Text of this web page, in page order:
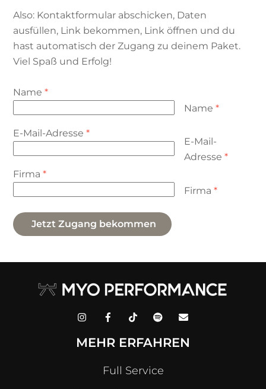
Also: Kontaktformular abschicken, Daten
ausfüllen, Link bekommen, Link öffnen und du
hast automatisch der Zugang zu deinem Paket.
Viel Spaß und Erfolg!
Name*
Name*
E-Mail-Adresse*
E-Mail-
Adresse*
Firma*
Firma*
Jetzt Zugang bekommen
MEHR ERFAHREN
Full Service